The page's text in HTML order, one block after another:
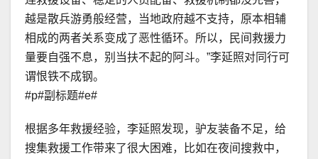
越是散兵游勇般经营，当地政府越不支持，原本相辅
相成的两者关系变成了恶性循环。所以，民间救援力
量要自强不息，别当扶不起的阿斗。”李延照对同行可
谓恨铁不成钢。
#p#副标题#e#
根据多年救援经验，李延照发现，驴友装备不足，给
搜集救援工作带来了很大困难，比如在夜间搜救中，